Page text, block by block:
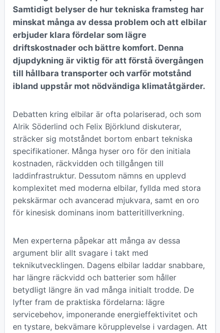
Samtidigt belyser de hur tekniska framsteg har
minskat många av dessa problem och att elbilar
erbjuder klara fördelar som lägre
driftskostnader och bättre komfort. Denna
djupdykning är viktig för att förstå övergången
till hållbara transporter och varför motstånd
ibland uppstår mot nödvändiga klimatåtgärder.
Debatten kring elbilar är ofta polariserad, och som
Alrik Söderlind och Felix Björklund diskuterar,
sträcker sig motståndet bortom enbart tekniska
specifikationer. Många hyser oro för den initiala
kostnaden, räckvidden och tillgången till
laddinfrastruktur. Dessutom nämns en upplevd
komplexitet med moderna elbilar, fyllda med stora
pekskärmar och avancerad mjukvara, samt en oro
för kinesisk dominans inom batteritillverkning.
Men experterna påpekar att många av dessa
argument blir allt svagare i takt med
teknikutvecklingen. Dagens elbilar laddar snabbare,
har längre räckvidd och batterier som håller
betydligt längre än vad många initialt trodde. De
lyfter fram de praktiska fördelarna: lägre
servicebehov, imponerande energieffektivitet och
en tystare, bekvämare körupplevelse i vardagen. Att